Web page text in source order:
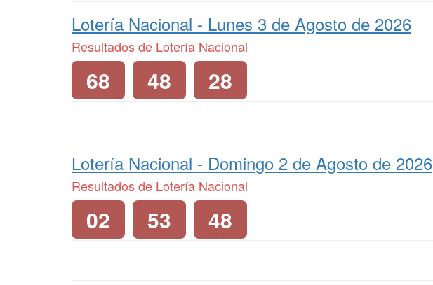
Lotería Nacional - Lunes 3 de Agosto de 2026
Resultados de Lotería Nacional
68 48 28
Lotería Nacional - Domingo 2 de Agosto de 2026
Resultados de Lotería Nacional
02 53 48